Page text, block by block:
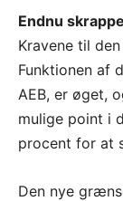
Endnu
Kravene til
Funktionen af
AEB, er øget,
mulige point i
procent for at
Den nye